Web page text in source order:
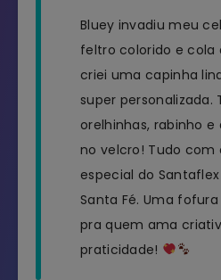
Bluey invadiu meu
feltro colorido e cola
criei uma capinha
super personalizada.
orelhinhas, rabinho
no velcro! Tudo com
especial do
Santa Fé. Uma
pra quem ama
praticidade!